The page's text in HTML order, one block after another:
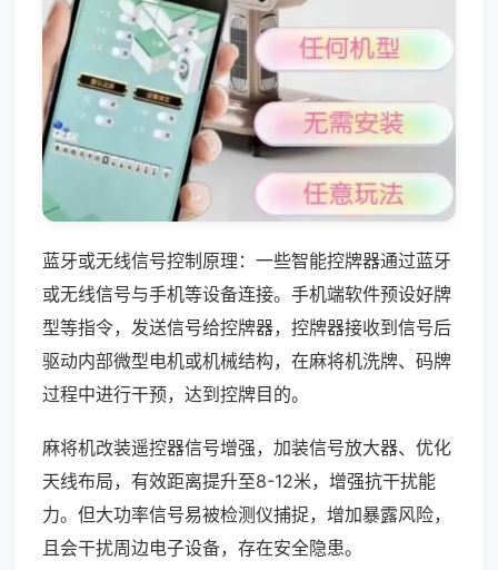
蓝牙或无线信号控制原理：一些智能控牌器通过蓝牙
或无线信号与手机等设备连接。手机端软件预设好牌
型等指令，发送信号给控牌器，控牌器接收到信号后
驱动内部微型电机或机械结构，在麻将机洗牌、码牌
过程中进行干预，达到控牌目的。
麻将机改装遥控器信号增强，加装信号放大器、优化
天线布局，有效距离提升至8-12米，增强抗干扰能
力。但大功率信号易被检测仪捕捉，增加暴露风险，
且会干扰周边电子设备，存在安全隐患。